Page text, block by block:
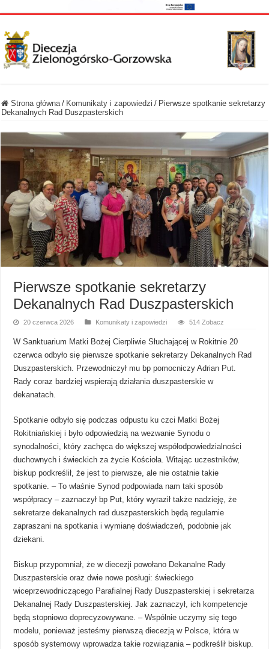
Strona główna / Komunikaty i zapowiedzi / Pierwsze spotkanie sekretarzy
Dekanalnych Rad Duszpasterskich
Pierwsze spotkanie sekretarzy
Dekanalnych Rad Duszpasterskich
20 czerwca 2026 Komunikaty i zapowiedzi 514 Zobacz
W Sanktuarium Matki Bożej Cierpliwie Słuchającej w Rokitnie 20
czerwca odbyło się pierwsze spotkanie sekretarzy Dekanalnych Rad
Duszpasterskich. Przewodniczył mu bp pomocniczy Adrian Put.
Rady coraz bardziej wspierają działania duszpasterskie w
dekanatach.
Spotkanie odbyło się podczas odpustu ku czci Matki Bożej
Rokitniańskiej i było odpowiedzią na wezwanie Synodu o
synodalności, który zachęca do większej współodpowiedzialności
duchownych i świeckich za życie Kościoła. Witając uczestników,
biskup podkreślił, że jest to pierwsze, ale nie ostatnie takie
spotkanie. – To właśnie Synod podpowiada nam taki sposób
współpracy – zaznaczył bp Put, który wyraził także nadzieję, że
sekretarze dekanalnych rad duszpasterskich będą regularnie
zapraszani na spotkania i wymianę doświadczeń, podobnie jak
dziekani.
Biskup przypomniał, że w diecezji powołano Dekanalne Rady
Duszpasterskie oraz dwie nowe posługi: świeckiego
wiceprzewodniczącego Parafialnej Rady Duszpasterskiej i sekretarza
Dekanalnej Rady Duszpasterskiej. Jak zaznaczył, ich kompetencje
będą stopniowo doprecyzowywane. – Wspólnie uczymy się tego
modelu, ponieważ jesteśmy pierwszą diecezją w Polsce, która w
sposób systemowy wprowadza takie rozwiązania – podkreślił biskup.